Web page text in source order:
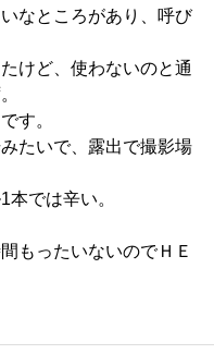
なところがあり、呼び
けど、使わないのと通
す。
たいで、露出で撮影場
本では辛い。
もったいないのでＨＥ